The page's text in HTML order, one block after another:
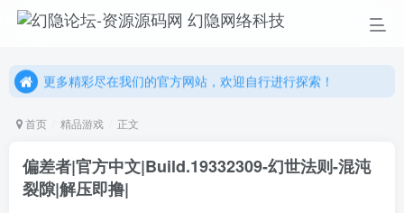
更多精彩尽在我们的官方网站，欢迎自行进行探索！
更多精彩尽在我们的官方网站，欢迎自行进行探索！
首页 精品游戏 正文
偏差者|官方中文|Build.19332309-幻世法则-混沌
裂隙|解压即撸|